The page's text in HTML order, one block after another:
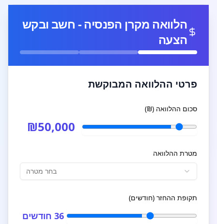
הלוואה מקרן הפנסיה - חשב ובקש
הצעה
פרטי ההלוואה המבוקשת
סכום ההלוואה (₪)
₪50,000
מטרת ההלוואה
בחר מטרה
תקופת ההחזר (חודשים)
36 חודשים